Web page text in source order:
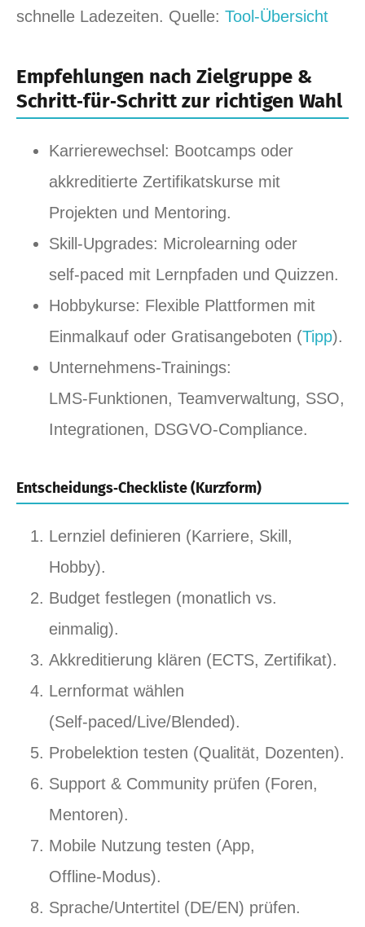
schnelle Ladezeiten. Quelle: Tool‑Übersicht
Empfehlungen nach Zielgruppe &
Schritt‑für‑Schritt zur richtigen Wahl
Karrierewechsel: Bootcamps oder
akkreditierte Zertifikatskurse mit
Projekten und Mentoring.
Skill‑Upgrades: Microlearning oder
self‑paced mit Lernpfaden und Quizzen.
Hobbykurse: Flexible Plattformen mit
Einmalkauf oder Gratisangeboten (Tipp).
Unternehmens‑Trainings:
LMS‑Funktionen, Teamverwaltung, SSO,
Integrationen, DSGVO‑Compliance.
Entscheidungs‑Checkliste (Kurzform)
Lernziel definieren (Karriere, Skill,
Hobby).
Budget festlegen (monatlich vs.
einmalig).
Akkreditierung klären (ECTS, Zertifikat).
Lernformat wählen
(Self‑paced/Live/Blended).
Probelektion testen (Qualität, Dozenten).
Support & Community prüfen (Foren,
Mentoren).
Mobile Nutzung testen (App,
Offline‑Modus).
Sprache/Untertitel (DE/EN) prüfen.